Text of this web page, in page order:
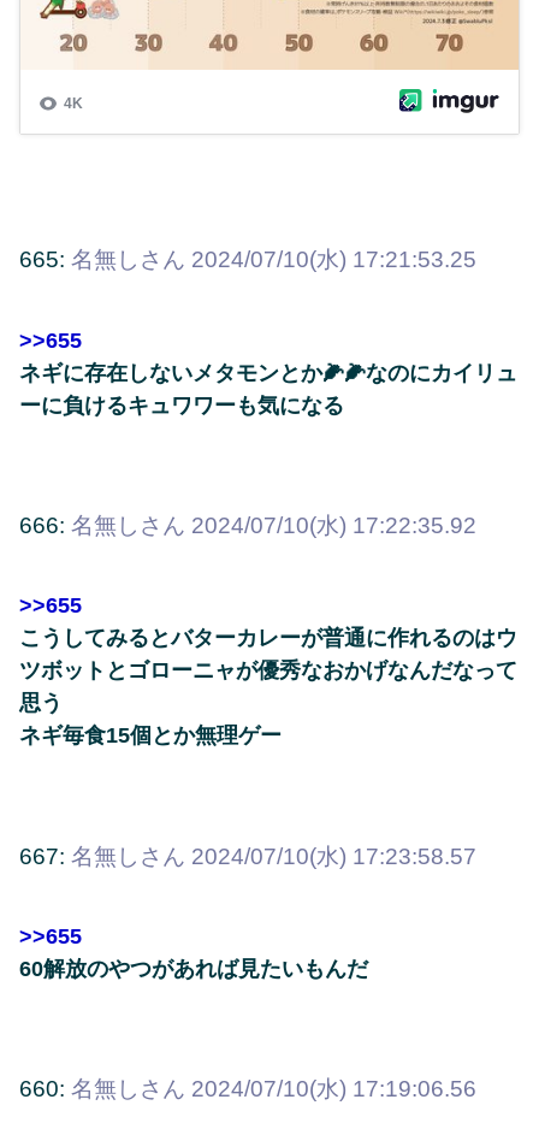
665: 名無しさん 2024/07/10(水) 17:21:53.25
>>655
ネギに存在しないメタモンとか🌽🌽なのにカイリュ
ーに負けるキュワワーも気になる
666: 名無しさん 2024/07/10(水) 17:22:35.92
>>655
こうしてみるとバターカレーが普通に作れるのはウ
ツボットとゴローニャが優秀なおかげなんだなって
思う
ネギ毎食15個とか無理ゲー
667: 名無しさん 2024/07/10(水) 17:23:58.57
>>655
60解放のやつがあれば見たいもんだ
660: 名無しさん 2024/07/10(水) 17:19:06.56